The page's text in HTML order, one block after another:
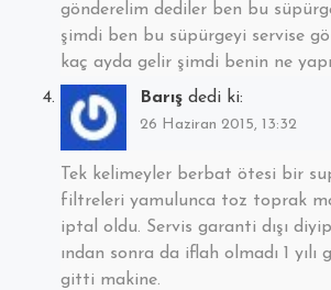
gönderelim dediler ben bu
şimdi ben bu süpürgeyi servise
kaç ayda gelir şimdi benin ne
Barış dedi ki:
26 Haziran 2015, 13:32
Tek kelimeyler berbat ötesi bir
filtreleri yamulunca toz toprak
iptal oldu. Servis garanti dışı
ından sonra da iflah olmadı 1 yılı
gitti makine.